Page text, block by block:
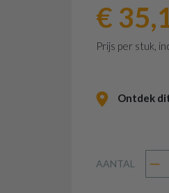
€
Prijs per stuk,
Ontdek
AANTAL